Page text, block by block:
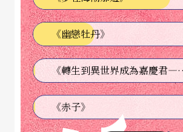
張吉米不避諱自己進入劇場的動機
「我就是為了把妹才進入劇團呀！
是成為科學家，讀五專機械科時，
的自我質疑，「我每天上學、回家
我這塊肉，放到學校，放學後又要
《幽戀牡丹》
《轉生到異世界成
《赤子》